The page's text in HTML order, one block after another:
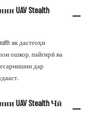
UAV Stealth
як дастгоҳи
ошкор, пайгирӣ ва
дар
UAV Stealth Чӣ